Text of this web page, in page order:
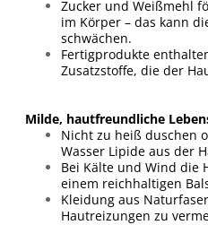
Zucker und Weißmehl
im Körper – das kann
schwächen.
Fertigprodukte
Zusatzstoffe, die der
Milde, hautfreundliche
Nicht zu heiß duschen
Wasser Lipide aus der
Bei Kälte und Wind die
einem reichhaltigen
Kleidung aus
Hautreizungen zu